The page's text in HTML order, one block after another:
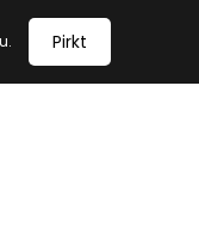
Pirkt